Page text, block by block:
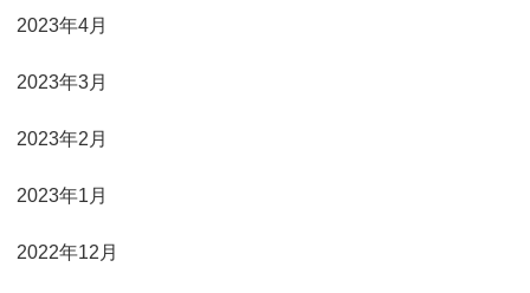
2023年4月
2023年3月
2023年2月
2023年1月
2022年12月